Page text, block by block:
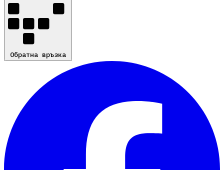
Обратна връзка
Обратна връзка